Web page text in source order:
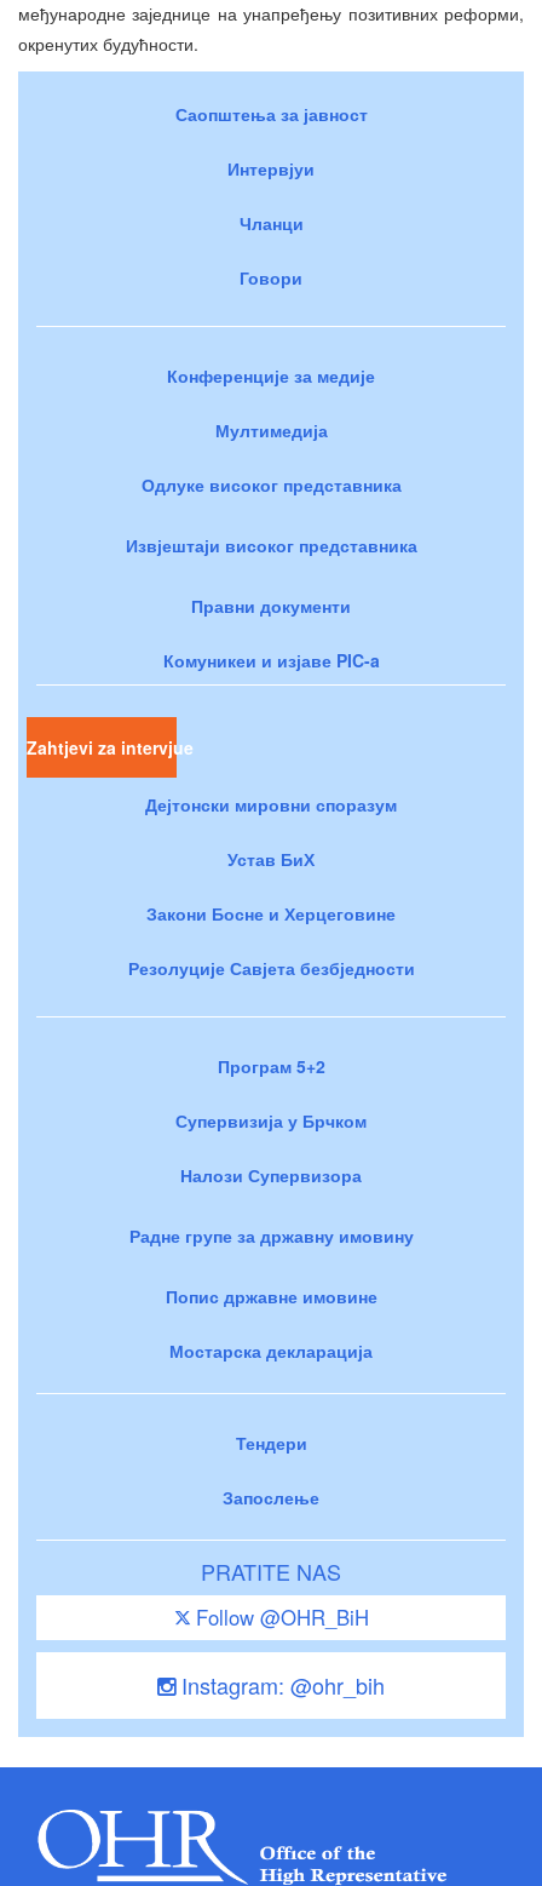
међународне заједнице на унапређењу позитивних реформи,
окренутих будућности.
Саопштења за јавност
Интервјуи
Чланци
Говори
Конференције за медије
Мултимедија
Одлуке високог представника
Извјештаји високог представника
Правни документи
Комуникеи и изјаве PIC-a
Zahtjevi za intervjue
Дејтонски мировни споразум
Устав БиХ
Закони Босне и Херцеговине
Резолуције Савјета безбједности
Програм 5+2
Супервизија у Брчком
Налози Супервизора
Радне групе за државну имовину
Попис државне имовине
Мостарска декларација
Тендери
Запослење
PRATITE NAS
Follow @OHR_BiH
Instagram: @ohr_bih